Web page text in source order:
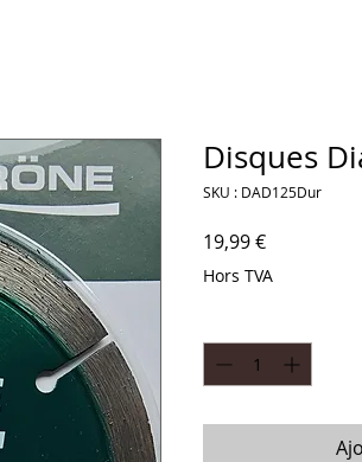
Disques
SKU : DAD125Dur
19,99 €Prix
Hors TVA